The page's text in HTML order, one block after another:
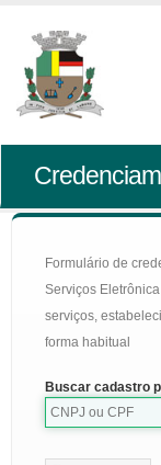
Formulário de
Serviços
serviços,
forma habitual
Buscar cadastro